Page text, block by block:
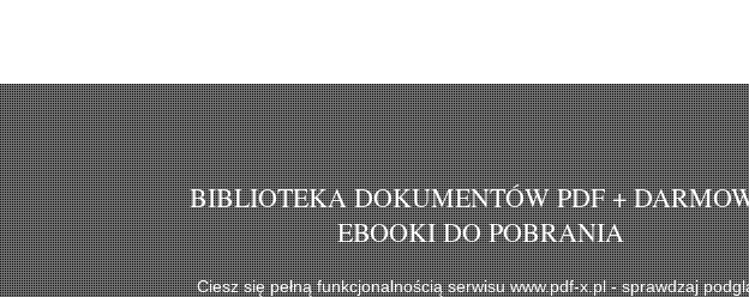
BIBLIOTEKA DOKUMENTÓW PDF +
EBOOKI DO POBRANIA
Ciesz się pełną funkcjonalnością serwisu www.pdf-x.pl - sprawdzaj